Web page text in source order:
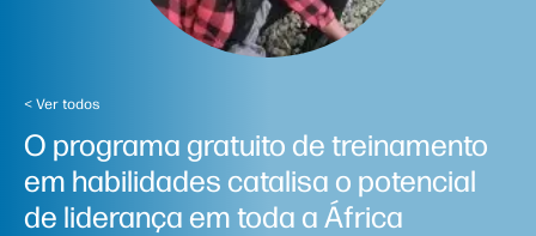
< Ver todos
O programa gratuito de treinamento
em habilidades catalisa o potencial
de liderança em toda a África